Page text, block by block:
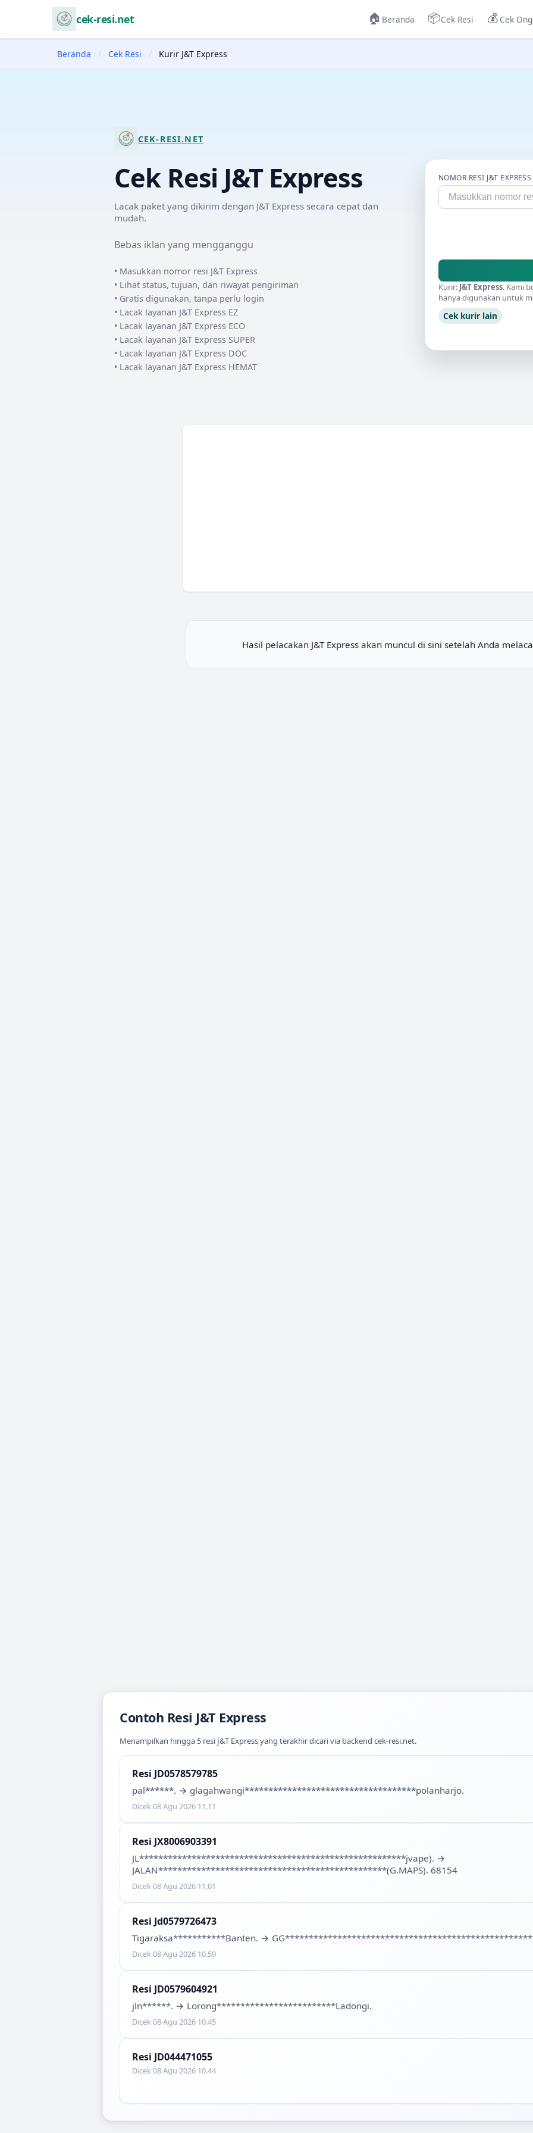
cek-resi.net 🏠 Beranda 📦Cek Resi 💰 Cek
Beranda / Cek Resi / Kurir J&T Express
CEK-RESI.NET
Cek Resi J&T Express
Lacak paket yang dikirim dengan J&T Express secara cepat dan
mudah.
Bebas iklan yang mengganggu
• Masukkan nomor resi J&T Express
• Lihat status, tujuan, dan riwayat pengiriman
• Gratis digunakan, tanpa perlu login
• Lacak layanan J&T Express EZ
• Lacak layanan J&T Express ECO
• Lacak layanan J&T Express SUPER
• Lacak layanan J&T Express DOC
• Lacak layanan J&T Express HEMAT
NOMOR RESI J&T EXPRESS
Kurir: J&T Express. Kami
hanya digunakan untuk
Cek kurir lain
Hasil pelacakan J&T Expressakan muncul di sini setelah Anda
Contoh Resi J&T Express
Menampilkan hingga 5 resi J&T Expressyang terakhir dicari via backend cek-resi.net.
Resi JD0578579785
pal******. → glagahwangi************************************polanharjo.
Dicek08 Agu 2026 11.11
Resi JX8006903391
JL********************************************************jvape). →
JALAN************************************************(G.MAPS). 68154
Dicek08 Agu 2026 11.01
Resi Jd0579726473
Tigaraksa***********Banten. →
Dicek08 Agu 2026 10.59
Resi JD0579604921
jln******. → Lorong*************************Ladongi.
Dicek08 Agu 2026 10.45
Resi JD044471055
Dicek08 Agu 2026 10.44